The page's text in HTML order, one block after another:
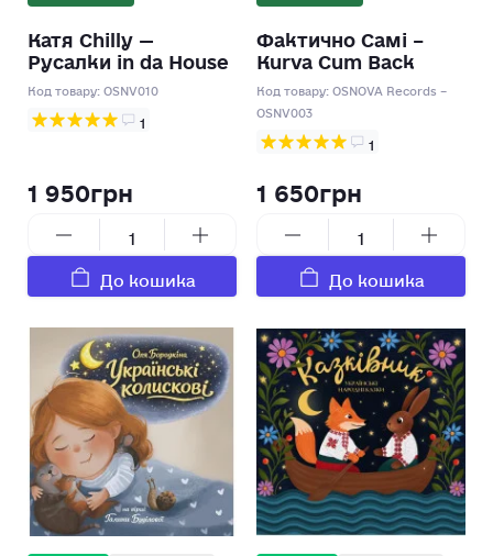
Катя Chilly —
Русалки in da House
Код товару:OSNV010
1
1 950грн
До кошика
Фактично Самі –
Kurva Cum Back
Код товару:OSNOVA Records –
OSNV003
1
1 650грн
До кошика